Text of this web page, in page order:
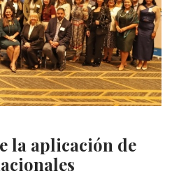
la aplicación de